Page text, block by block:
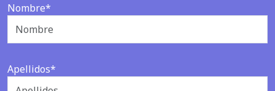
Nombre*
Apellidos*